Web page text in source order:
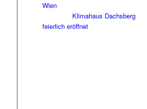
Wien
Klimahaus Dachsberg
feierlich eröffnet